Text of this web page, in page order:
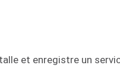
et enregistre un